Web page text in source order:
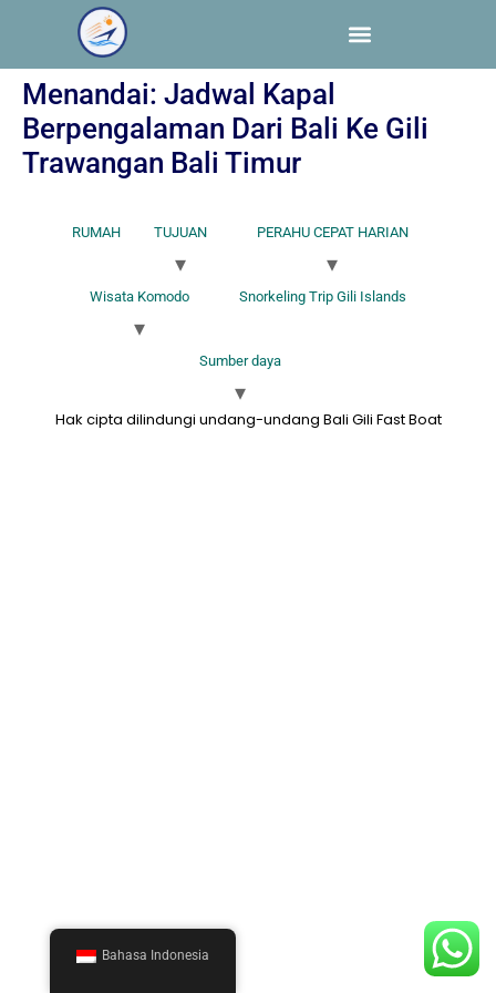
Menandai: Jadwal Kapal
Berpengalaman Dari Bali Ke Gili
Trawangan Bali Timur
RUMAH TUJUAN PERAHU CEPAT HARIAN
Wisata Komodo Snorkeling Trip Gili Islands
Sumber daya
Hak cipta dilindungi undang-undang Bali Gili Fast Boat
Bahasa Indonesia